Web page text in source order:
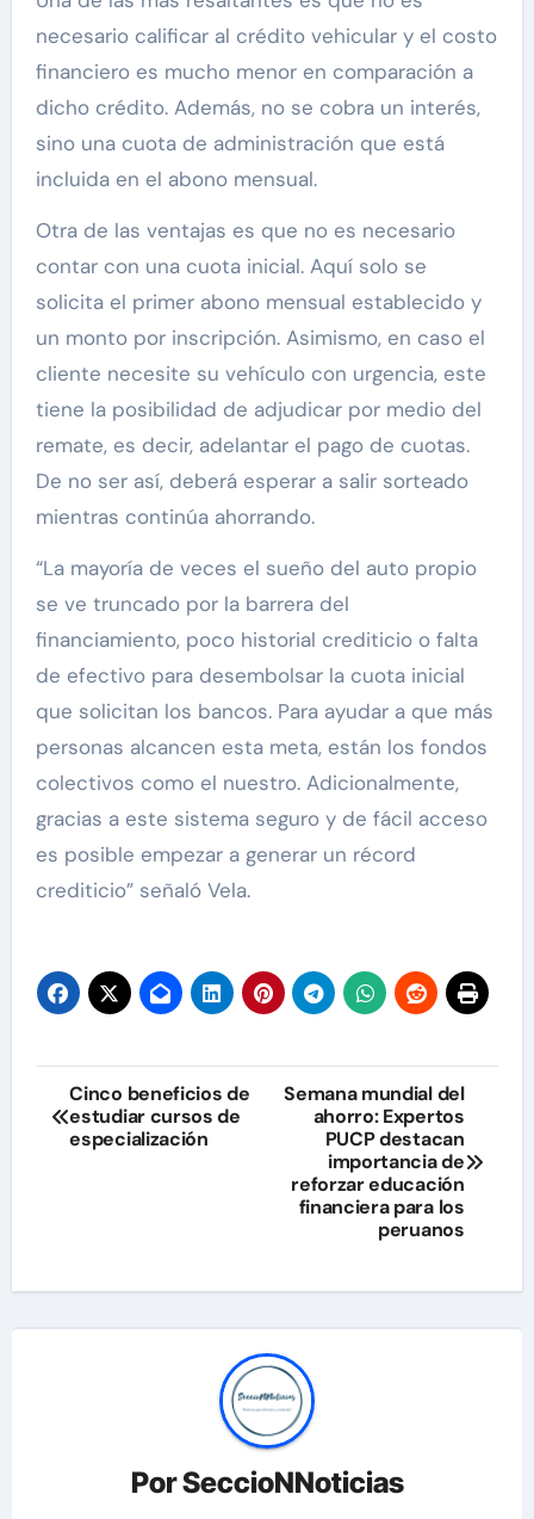
necesario calificar al crédito vehicular y el costo
financiero es mucho menor en comparación a
dicho crédito. Además, no se cobra un interés,
sino una cuota de administración que está
incluida en el abono mensual.
Otra de las ventajas es que no es necesario
contar con una cuota inicial. Aquí solo se
solicita el primer abono mensual establecido y
un monto por inscripción. Asimismo, en caso el
cliente necesite su vehículo con urgencia, este
tiene la posibilidad de adjudicar por medio del
remate, es decir, adelantar el pago de cuotas.
De no ser así, deberá esperar a salir sorteado
mientras continúa ahorrando.
“La mayoría de veces el sueño del auto propio
se ve truncado por la barrera del
financiamiento, poco historial crediticio o falta
de efectivo para desembolsar la cuota inicial
que solicitan los bancos. Para ayudar a que más
personas alcancen esta meta, están los fondos
colectivos como el nuestro. Adicionalmente,
gracias a este sistema seguro y de fácil acceso
es posible empezar a generar un récord
crediticio” señaló Vela.
Navegación
de
Cinco beneficios de
estudiar cursos de
especialización
Semana mundial del
ahorro: Expertos
PUCP destacan
importancia de
reforzar educación
financiera para los
peruanos
PorSeccioNNoticias